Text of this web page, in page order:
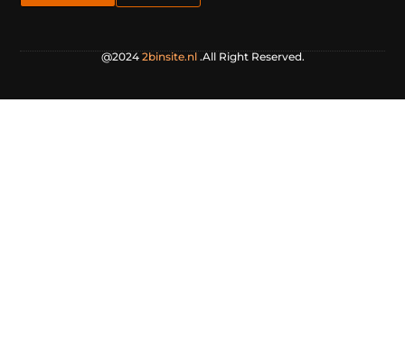
@2024 2binsite.nl.All Right Reserved.